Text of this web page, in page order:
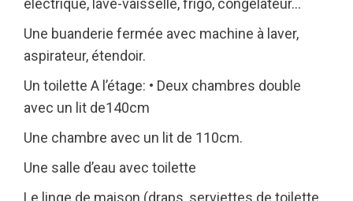
électrique, lave-vaisselle, frigo, congélateur…
Une buanderie fermée avec machine à laver,
aspirateur, étendoir.
Un toilette A l’étage: • Deux chambres double
avec un lit de140cm
Une chambre avec un lit de 110cm.
Une salle d’eau avec toilette
Le linge de maison (draps, serviettes de toilette,